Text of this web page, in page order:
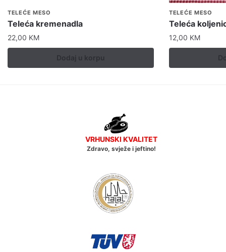
TELEĆE MESO
Teleća kremenadla
22,00 KM
Dodaj u korpu
TELEĆE MESO
Teleća
12,00 KM
VRHUNSKI KVALITET
Zdravo, svježe i jeftino!